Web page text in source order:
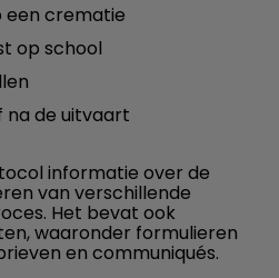
een crematie
op school
na de uitvaart
informatie over de
van verschillende
Het bevat ook
waaronder formulieren
en communiqués.